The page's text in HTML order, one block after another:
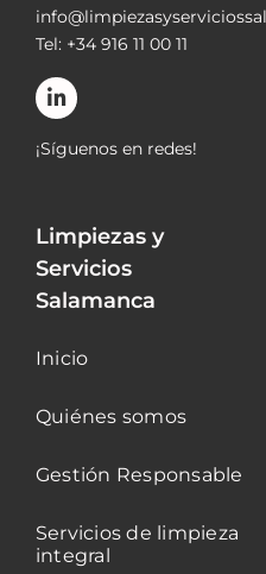
Tel: +34 916 11 00 11
¡Síguenos en redes!
Limpiezas y
Servicios
Salamanca
Inicio
Quiénes somos
Gestión Responsable
Servicios de limpieza
integral